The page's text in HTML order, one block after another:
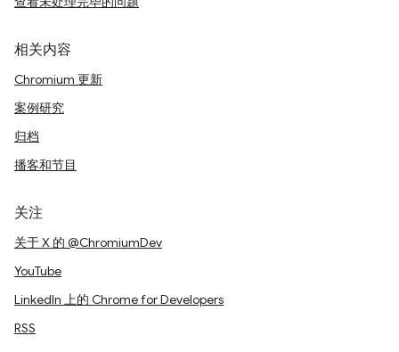
相关内容
Chromium 更新
案例研究
归档
播客和节目
关注
关于 X 的 @ChromiumDev
YouTube
LinkedIn 上的 Chrome for Developers
RSS